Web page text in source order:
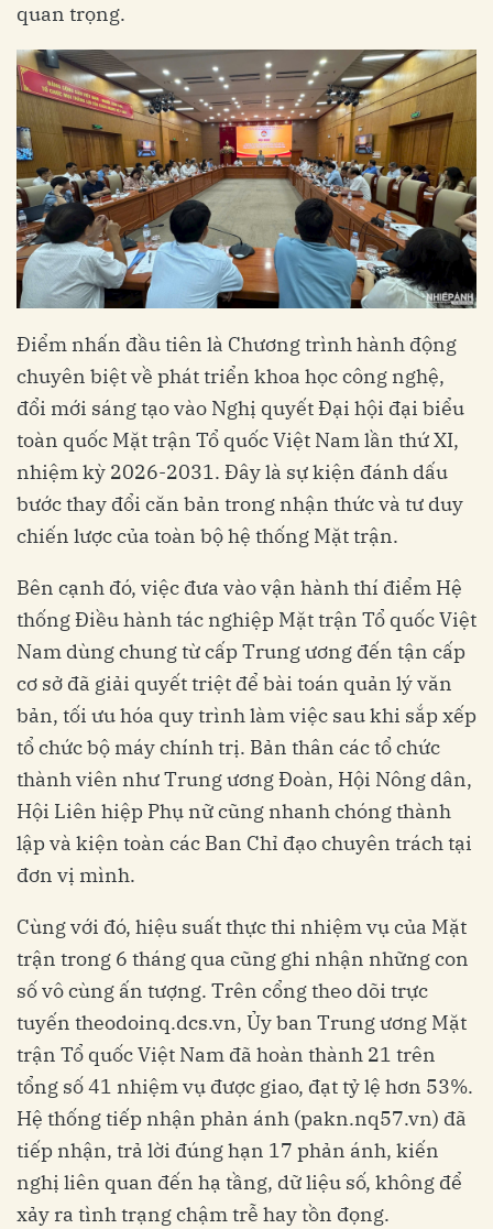
quan trọng.
Điểm nhấn đầu tiên là Chương trình hành động
chuyên biệt về phát triển khoa học công nghệ,
đổi mới sáng tạo vào Nghị quyết Đại hội đại biểu
toàn quốc Mặt trận Tổ quốc Việt Nam lần thứ XI,
nhiệm kỳ 2026-2031. Đây là sự kiện đánh dấu
bước thay đổi căn bản trong nhận thức và tư duy
chiến lược của toàn bộ hệ thống Mặt trận.
Bên cạnh đó, việc đưa vào vận hành thí điểm Hệ
thống Điều hành tác nghiệp Mặt trận Tổ quốc Việt
Nam dùng chung từ cấp Trung ương đến tận cấp
cơ sở đã giải quyết triệt để bài toán quản lý văn
bản, tối ưu hóa quy trình làm việc sau khi sắp xếp
tổ chức bộ máy chính trị. Bản thân các tổ chức
thành viên như Trung ương Đoàn, Hội Nông dân,
Hội Liên hiệp Phụ nữ cũng nhanh chóng thành
lập và kiện toàn các Ban Chỉ đạo chuyên trách tại
đơn vị mình.
Cùng với đó, hiệu suất thực thi nhiệm vụ của Mặt
trận trong 6 tháng qua cũng ghi nhận những con
số vô cùng ấn tượng. Trên cổng theo dõi trực
tuyến theodoinq.dcs.vn, Ủy ban Trung ương Mặt
trận Tổ quốc Việt Nam đã hoàn thành 21 trên
tổng số 41 nhiệm vụ được giao, đạt tỷ lệ hơn 53%.
Hệ thống tiếp nhận phản ánh (pakn.nq57.vn) đã
tiếp nhận, trả lời đúng hạn 17 phản ánh, kiến
nghị liên quan đến hạ tầng, dữ liệu số, không để
xảy ra tình trạng chậm trễ hay tồn đọng.